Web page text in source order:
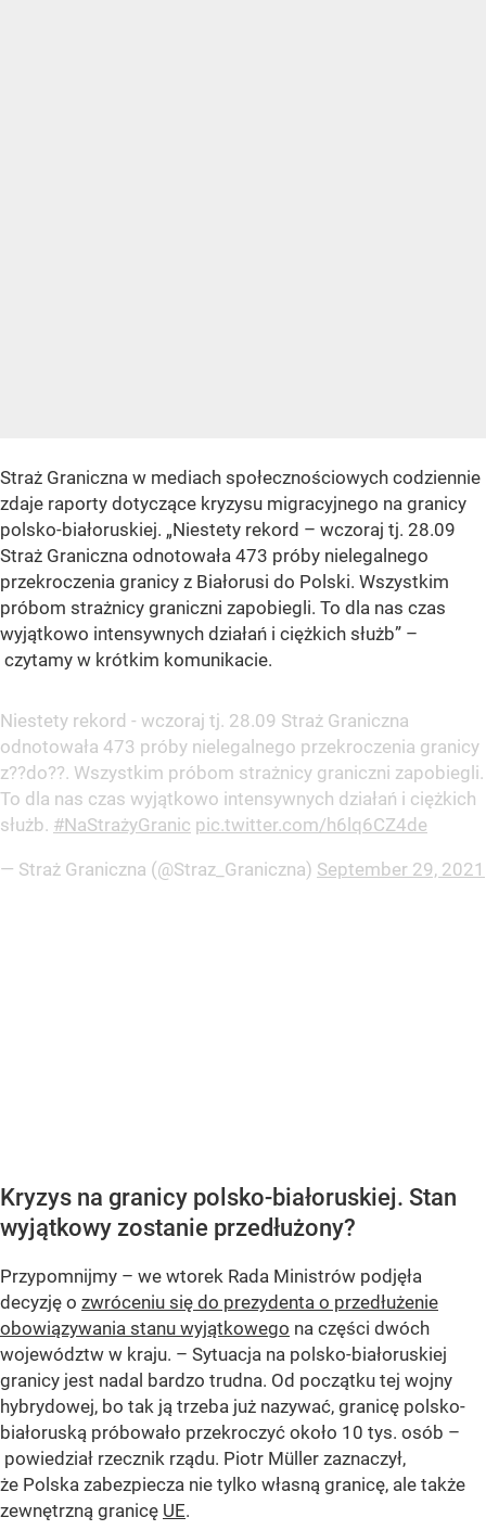
Straż Graniczna w mediach społecznościowych codziennie
zdaje raporty dotyczące kryzysu migracyjnego na granicy
polsko-białoruskiej. „Niestety rekord – wczoraj tj. 28.09
Straż Graniczna odnotowała 473 próby nielegalnego
przekroczenia granicy z Białorusi do Polski. Wszystkim
próbom strażnicy graniczni zapobiegli. To dla nas czas
wyjątkowo intensywnych działań i ciężkich służb” –
czytamy w krótkim komunikacie.
Niestety rekord - wczoraj tj. 28.09 Straż Graniczna
odnotowała 473 próby nielegalnego przekroczenia granicy
z??do??. Wszystkim próbom strażnicy graniczni zapobiegli.
To dla nas czas wyjątkowo intensywnych działań i ciężkich
służb. #NaStrażyGranic pic.twitter.com/h6lq6CZ4de
— Straż Graniczna (@Straz_Graniczna) September 29, 2021
Kryzys na granicy polsko-białoruskiej. Stan
wyjątkowy zostanie przedłużony?
Przypomnijmy – we wtorek Rada Ministrów podjęła
decyzję o zwróceniu się do prezydenta o przedłużenie
obowiązywania stanu wyjątkowego na części dwóch
województw w kraju. – Sytuacja na polsko-białoruskiej
granicy jest nadal bardzo trudna. Od początku tej wojny
hybrydowej, bo tak ją trzeba już nazywać, granicę polsko-
białoruską próbowało przekroczyć około 10 tys. osób –
powiedział rzecznik rządu. Piotr Müller zaznaczył,
że Polska zabezpiecza nie tylko własną granicę, ale także
zewnętrzną granicę UE.